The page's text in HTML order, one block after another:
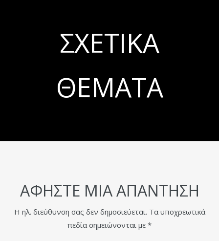
ΣΧΕΤΙΚΆ
ΘΈΜΑΤΑ
ΑΦΉΣΤΕ ΜΙΑ ΑΠΆΝΤΗΣΗ
Η ηλ. διεύθυνση σας δεν δημοσιεύεται. Τα υποχρεωτικά
πεδία σημειώνονται με *